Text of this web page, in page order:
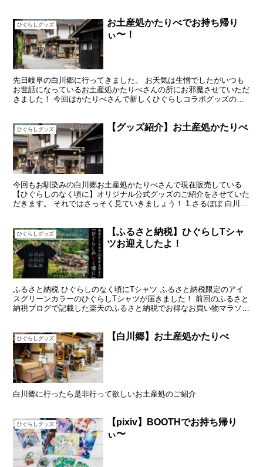
ひぐらしグッズ
お土産処かたりべでお持ち帰り
ぃ〜！
先日岐阜の白川郷に行ってきました。 お天気は生憎でしたがいつも
お世話になっているお土産処かたりべさんの所にお邪魔させていただ
きました！ 今回はかたりべさんで新しくひぐらしコラボグッズのア
ひぐらしグッズ 【グッズ紹介】お土産処かたりべ
今回もお馴染みの白川郷お土産処かたりべさんで現在販売している
【ひぐらしのなく頃に】オリジナル公式グッズのご紹介をさせていた
だきます。 それではさっそく見ていきましょう！ 1.さるぼぼ 白川郷
ひぐらしグッズ
【ふるさと納税】ひぐらしTシャ
ツお迎えしたよ！
ふるさと納税 ひぐらしのなく頃にTシャツ ふるさと納税限定のアイ
スグリーンカラーのひぐらしTシャツが届きました！ 前回のふるさと
納税ブログで記載した楽天のふるさと納税でお得なお買い物マラソン
ひぐらしグッズ 【白川郷】お土産処かたりべ
白川郷に行ったら是非行って欲しいお土産処のご紹介
ひぐらしグッズ
【pixiv】BOOTHでお持ち帰り
ぃ〜